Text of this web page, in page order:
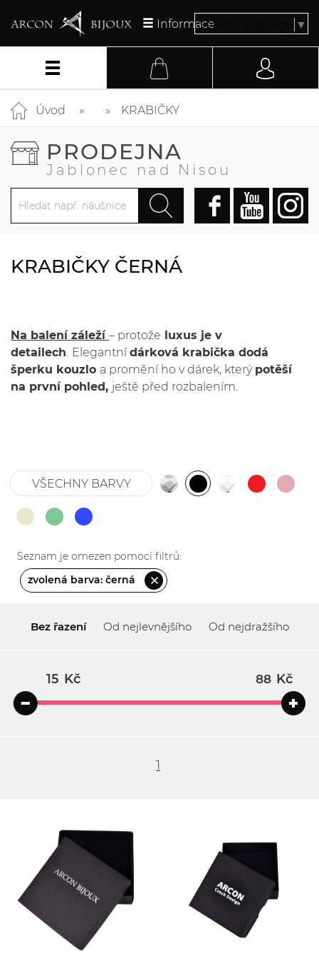
InformaceSelect Language ▼
Úvod KRABIČKY
PRODEJNA
Jablonec nad Nisou
KRABIČKY ČERNÁ
Na balení záleží – protože luxus je v
detailech. Elegantnídárková krabička dodá
šperku kouzlo a promění ho v dárek, který potěší
na první pohled, ještě před rozbalením.
VŠECHNY BARVY
Seznam je omezen pomocí filtrů:
zvolená barva: černá
Bez řazení Od nejlevnějšího Od nejdražšího
Kč Kč
1